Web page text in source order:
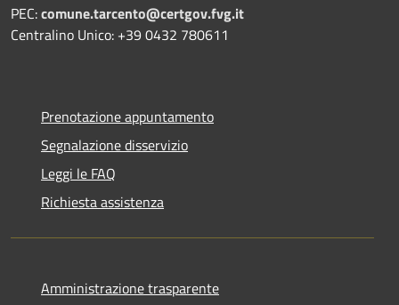
PEC:comune.tarcento@certgov.fvg.it
Centralino Unico: +39 0432 780611
Prenotazione appuntamento
Segnalazione disservizio
Leggi le FAQ
Richiesta assistenza
Amministrazione trasparente